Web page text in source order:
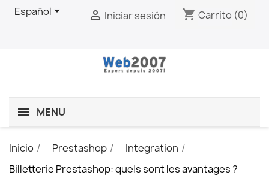
Español  Iniciar sesión shopping_cart Carrito (0)
MENU
Inicio Prestashop
Integration
Billetterie Prestashop: quels sont les avantages ?